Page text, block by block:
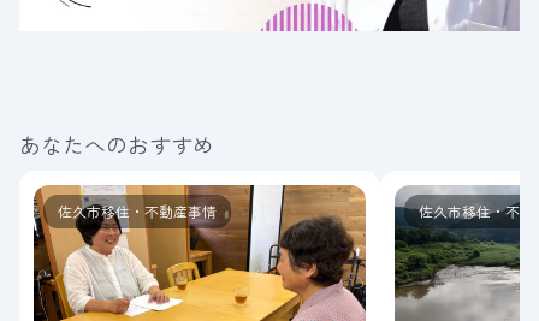
あなたへのおすすめ
佐久市移住・不動産事情 佐久市移住・不動